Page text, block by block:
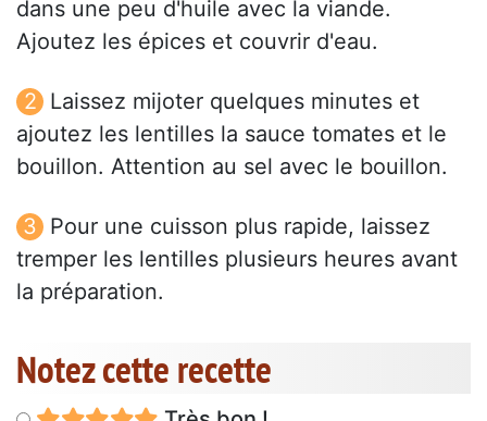
dans une peu d'huile avec la viande.
Ajoutez les épices et couvrir d'eau.
Laissez mijoter quelques minutes et
ajoutez les lentilles la sauce tomates et le
bouillon. Attention au sel avec le bouillon.
Pour une cuisson plus rapide, laissez
tremper les lentilles plusieurs heures avant
la préparation.
Notez cette recette